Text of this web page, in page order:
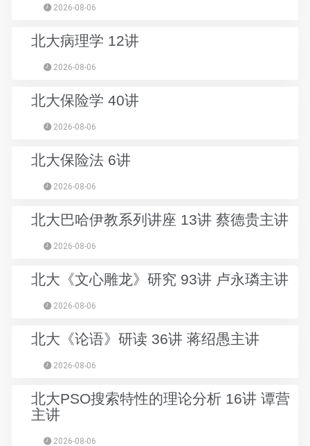
2026-08-06
北大病理学 12讲
2026-08-06
北大保险学 40讲
2026-08-06
北大保险法 6讲
2026-08-06
北大巴哈伊教系列讲座 13讲 蔡德贵主讲
2026-08-06
北大《文心雕龙》研究 93讲 卢永璘主讲
2026-08-06
北大《论语》研读 36讲 蒋绍愚主讲
2026-08-06
北大PSO搜索特性的理论分析 16讲 谭营
主讲
2026-08-06